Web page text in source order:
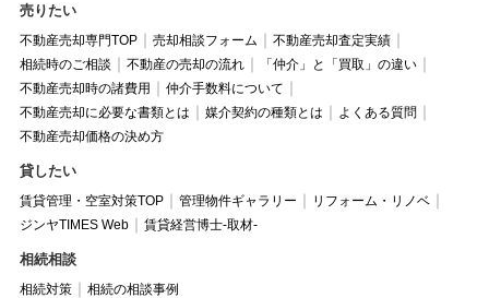
売りたい
不動産売却専門TOP 売却相談フォーム
不動産売却査定実績
相続時のご相談
不動産の売却の流れ
「仲介」と「買取」の違い
不動産売却時の諸費用
仲介手数料について
不動産売却に必要な書類とは
媒介契約の種類とは
よくある質問
不動産売却価格の決め方
貸したい
賃貸管理・空室対策TOP 管理物件ギャラリー
リフォーム・リノベ
ジンヤTIMES Web
賃貸経営博士-取材-
相続相談
相続対策 相続の相談事例